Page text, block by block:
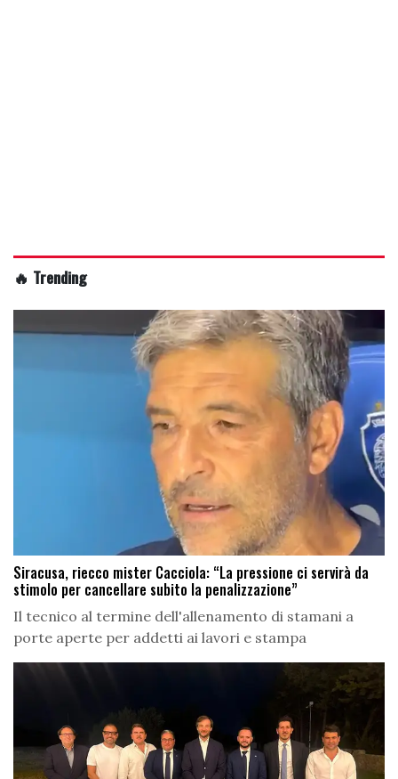
🔥 Trending
Siracusa, riecco mister Cacciola: “La pressione ci servirà da
stimolo per cancellare subito la penalizzazione”
Il tecnico al termine dell'allenamento di stamani a
porte aperte per addetti ai lavori e stampa